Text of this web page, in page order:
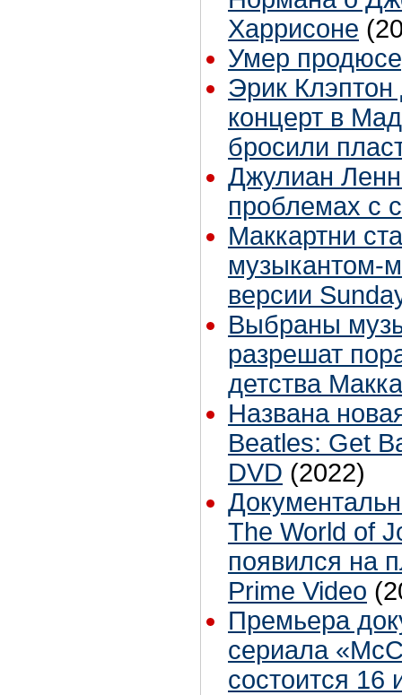
Харрисоне
Умер
Эрик
концерт в
бросили
Джулиан
проблемах с
Маккартни
музыкантом-
версии
Выбраны
разрешат
детства
Названа
Beatles: Get
DVD (2022)
The World of
появился на
Prime Video
Премьера
сериала
состоится 16